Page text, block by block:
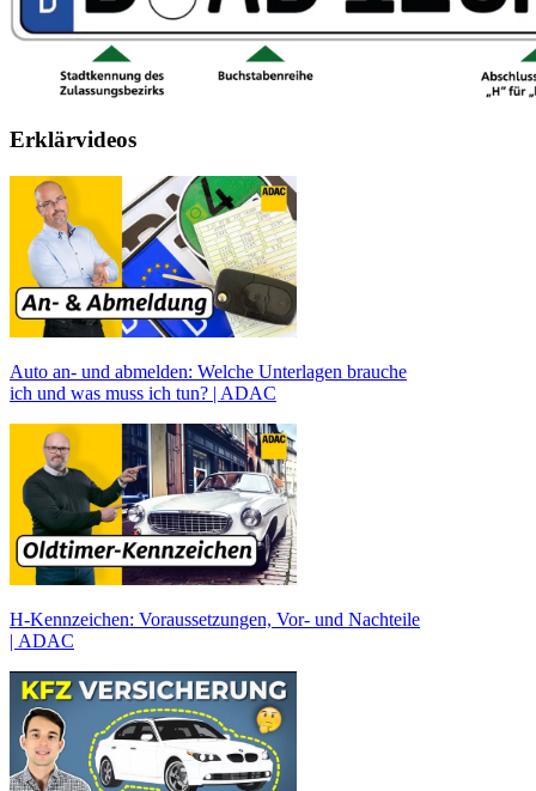
Erklärvideos
Auto an- und abmelden: Welche Unterlagen brauche
ich und was muss ich tun? | ADAC
H-Kennzeichen: Voraussetzungen, Vor- und Nachteile
| ADAC